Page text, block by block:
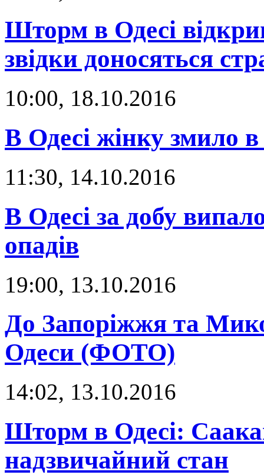
Шторм в Одесі
звідки доносяться
10:00, 18.10.2016
В Одесі жінку змило в
11:30, 14.10.2016
В Одесі за добу
опадів
19:00, 13.10.2016
До Запоріжжя та
Одеси (ФОТО)
14:02, 13.10.2016
Шторм в Одесі:
надзвичайний стан